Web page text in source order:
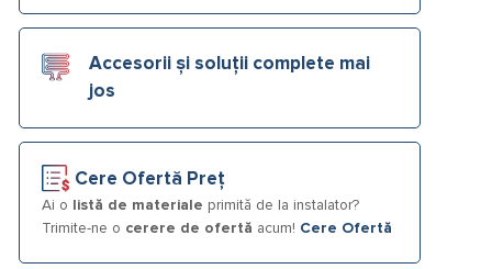
Accesorii și soluții complete mai
jos
Cere Ofertă Preț
Ai o listă de materiale primită de la instalator?
Trimite-ne o cerere de ofertă acum! Cere Ofertă